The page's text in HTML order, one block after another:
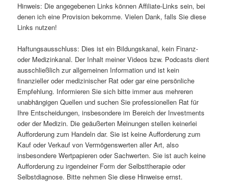
Hinweis: Die angegebenen Links können Affiliate-Links sein, bei
denen ich eine Provision bekomme. Vielen Dank, falls Sie diese
Links nutzen!
Haftungsausschluss: Dies ist ein Bildungskanal, kein Finanz-
oder Medizinkanal. Der Inhalt meiner Videos bzw. Podcasts dient
ausschließlich zur allgemeinen Information und ist kein
finanzieller oder medizinischer Rat oder gar eine persönliche
Empfehlung. Informieren Sie sich bitte immer aus mehreren
unabhängigen Quellen und suchen Sie professionellen Rat für
Ihre Entscheidungen, insbesondere im Bereich der Investments
oder der Medizin. Die geäußerten Meinungen stellen keinerlei
Aufforderung zum Handeln dar. Sie ist keine Aufforderung zum
Kauf oder Verkauf von Vermögenswerten aller Art, also
insbesondere Wertpapieren oder Sachwerten. Sie ist auch keine
Aufforderung zu irgendeiner Form der Selbsttherapie oder
Selbstdiagnose. Bitte nehmen Sie diese Hinweise ernst.